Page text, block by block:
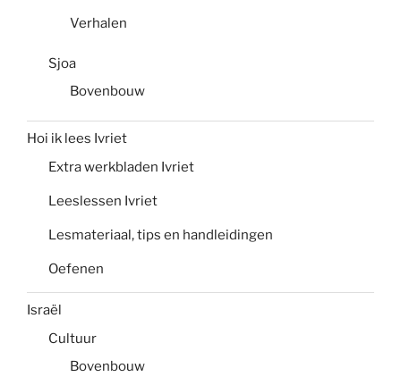
Verhalen
Sjoa
Bovenbouw
Hoi ik lees Ivriet
Extra werkbladen Ivriet
Leeslessen Ivriet
Lesmateriaal, tips en handleidingen
Oefenen
Israël
Cultuur
Bovenbouw